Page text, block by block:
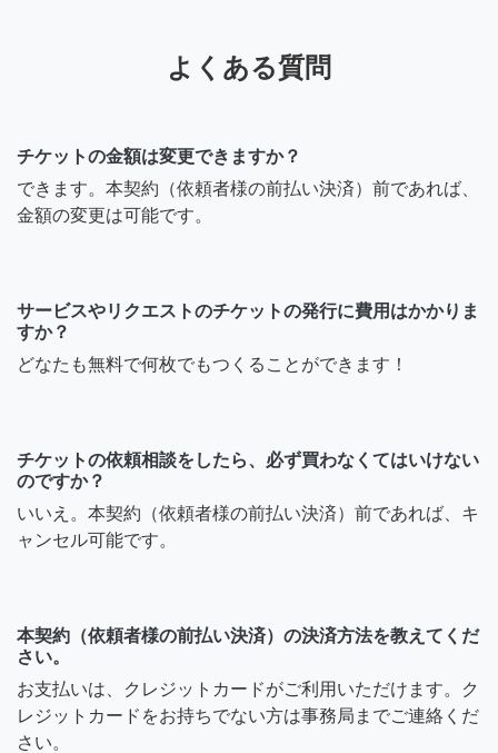
よくある質問
チケットの金額は変更できますか？
できます。本契約（依頼者様の前払い決済）前であれば、
金額の変更は可能です。
サービスやリクエストのチケットの発行に費用はかかりま
すか？
どなたも無料で何枚でもつくることができます！
チケットの依頼相談をしたら、必ず買わなくてはいけない
のですか？
いいえ。本契約（依頼者様の前払い決済）前であれば、キ
ャンセル可能です。
本契約（依頼者様の前払い決済）の決済方法を教えてくだ
さい。
お支払いは、クレジットカードがご利用いただけます。ク
レジットカードをお持ちでない方は事務局までご連絡くだ
さい。